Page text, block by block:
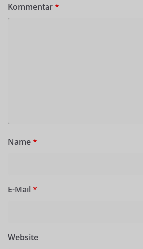
Kommentar*
Name*
E-Mail *
Website